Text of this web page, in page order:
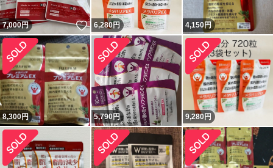
7,000円 いいね！
6,280円 4,150円
8,300円 5,790円 9,280 円